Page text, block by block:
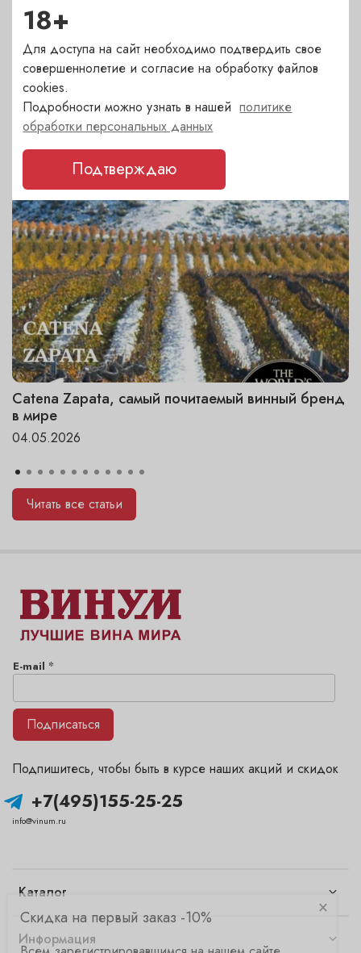
ДРУГИЕ НОВОСТИ
Последние события и акции. Статьи о вине
Catena Zapata, самый почитаемый винный бренд
в мире
04.05.2026
Читать все статьи
Каталог
Информация
+7(495)155-25-25
info@vinum.ru
Подпишитесь, чтобы быть в курсе наших акций и скидок
E-mail *
Подписаться
18+
Для доступа на сайт необходимо подтвердить свое
совершеннолетие и согласие на обработку файлов
cookies.
Подробности можно узнать в нашейполитике
обработки персональных данных
Подтверждаю
×
Скидка на первый заказ -10%